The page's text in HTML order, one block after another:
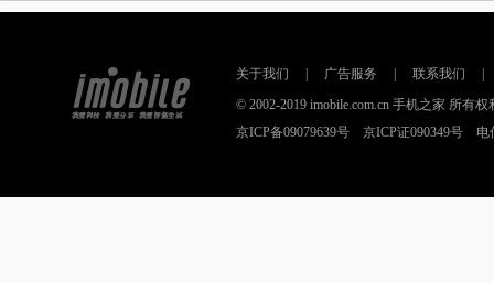
关于我们 广告服务 联系我们
© 2002-2019 imobile.com.cn 手机之家 所有
京ICP备09079639号 京ICP证090349号 电